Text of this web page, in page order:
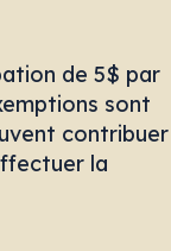
de 5$ par
sont
contribuer
la